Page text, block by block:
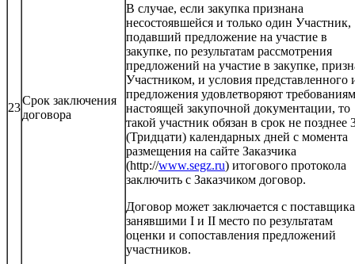
23
Срок заключения
договора
В случае, если закупка признана
несостоявшейся и только один Участник,
подавший предложение на участие в
закупке, по результатам рассмотрения
предложений на участие в закупке,
Участником, и условия представленного
предложения удовлетворяют требованиям
настоящей закупочной документации, то
такой участник обязан в срок не позднее
(Тридцати) календарных дней с момента
размещения на сайте Заказчика
(http://www.segz.ru) итогового протокола
заключить с Заказчиком договор.
Договор может заключается с
занявшими I и II место по результатам
оценки и сопоставления предложений
участников.